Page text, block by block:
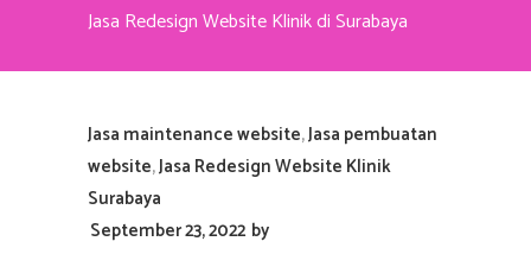
Jasa Redesign Website Klinik di Surabaya
Jasa maintenance website,Jasa pembuatan
website,Jasa Redesign Website Klinik
Surabaya
September 23, 2022 by